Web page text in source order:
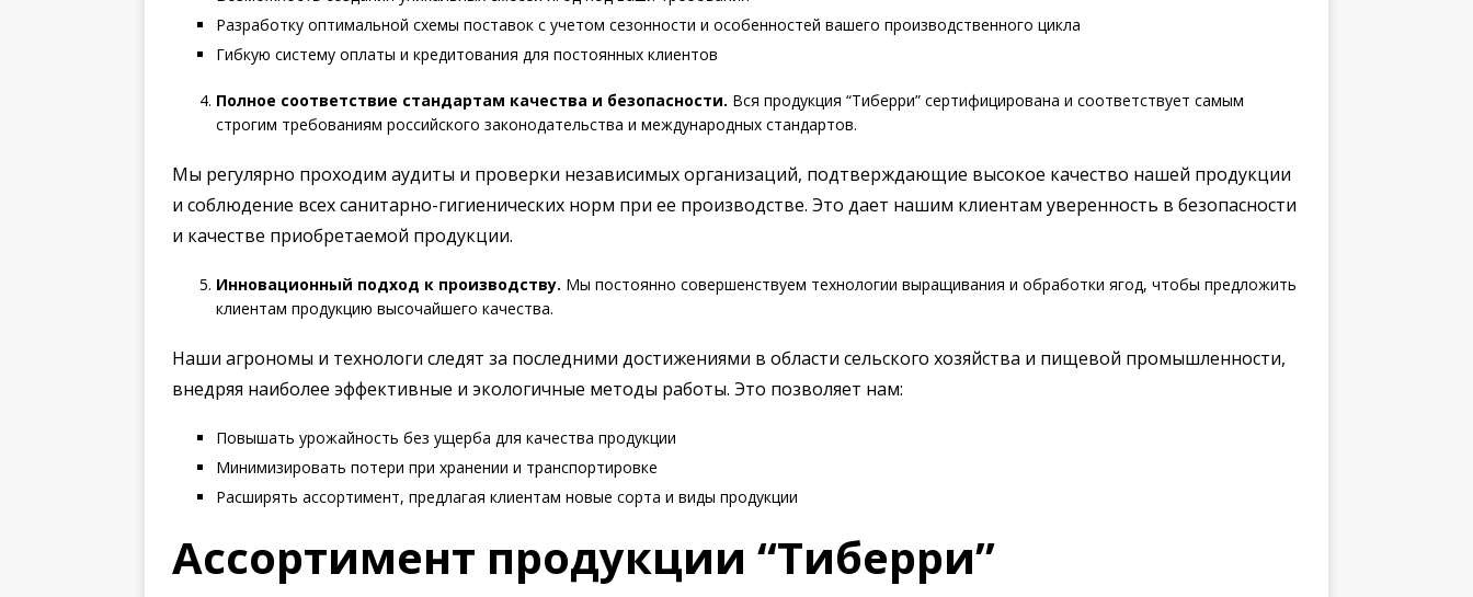
Разработку оптимальной схемы поставок с учетом сезонности и особенностей вашего производственного цикла
Гибкую систему оплаты и кредитования для постоянных клиентов
Полное соответствие стандартам качества и безопасности. Вся продукция “Тиберри” сертифицирована и соответствует самым
строгим требованиям российского законодательства и международных стандартов.
Мы регулярно проходим аудиты и проверки независимых организаций, подтверждающие высокое качество нашей продукции
и соблюдение всех санитарно-гигиенических норм при ее производстве. Это дает нашим клиентам уверенность в безопасности
и качестве приобретаемой продукции.
Инновационный подход к производству. Мы постоянно совершенствуем технологии выращивания и обработки ягод, чтобы предложить
клиентам продукцию высочайшего качества.
Наши агрономы и технологи следят за последними достижениями в области сельского хозяйства и пищевой промышленности,
внедряя наиболее эффективные и экологичные методы работы. Это позволяет нам:
Повышать урожайность без ущерба для качества продукции
Минимизировать потери при хранении и транспортировке
Расширять ассортимент, предлагая клиентам новые сорта и виды продукции
Ассортимент продукции “Тиберри”